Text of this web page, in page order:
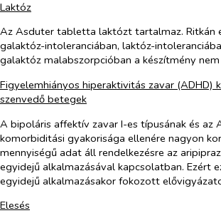
Laktóz
Az Asduter tabletta laktózt tartalmaz. Ritkán
galaktóz-intoleranciában, laktóz-
galaktóz malabszorpcióban a készítmény
Figyelemhiányos hiperaktivitás zavar (ADHD)
szenvedő betegek
A bipoláris affektív zavar I-es típusának és az
komorbiditási gyakorisága ellenére nagyon
mennyiségű adat áll rendelkezésre az
egyidejű alkalmazásával kapcsolatban. Ezért
egyidejű alkalmazásakor fokozott
Elesés